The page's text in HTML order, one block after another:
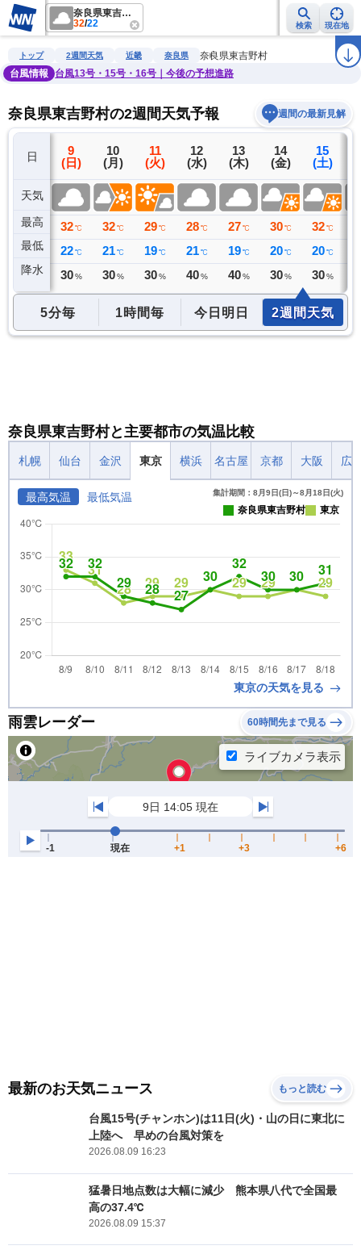
奈良県東吉野村
32/22 検索 現在地
雨雲レーダー 台風情報 地震情報 警報・注意報 ラ
トップ 2週間天気 近畿 奈良県
奈良県東吉野村
台風情報
台風13号・15号・16号｜今後の予想進路
奈良県東吉野村の2週間天気予報 週間の最新見解
日
天気
最高
最低
降水
8
(土)
34 ℃
21 ℃
0 ミリ
9
(日)
32 ℃
22 ℃
30 %
10
(月)
32 ℃
21 ℃
30 %
11
(火)
29 ℃
19 ℃
30 %
12
(水)
28 ℃
21 ℃
40 %
13
(木)
27 ℃
19 ℃
40 %
14
(金)
30 ℃
20 ℃
30 %
15
(土)
32 ℃
20 ℃
30 %
5分毎 1時間毎 今日明日 2週間天気
奈良県東吉野村と主要都市の気温比較
札幌 仙台 金沢 東京 横浜 名古屋 京都 大阪 広
最高気温 最低気温 集計期間：8月9日(日)～8月18日(火)
奈良県東吉野村 東京
東京の天気を見る
雨雲レーダー 60時間先まで見る
最新のお天気ニュース もっと読む
台風15号(チャンホン)は11日(火)・山の日に東北に
上陸へ 早めの台風対策を
2026.08.09 16:23
猛暑日地点数は大幅に減少 熊本県八代で全国最
高の37.4℃
2026.08.09 15:37